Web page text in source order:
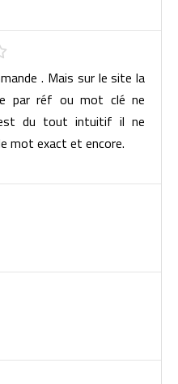
. Mais sur le site la
par réf ou mot clé ne
du tout intuitif il ne
mot exact et encore.